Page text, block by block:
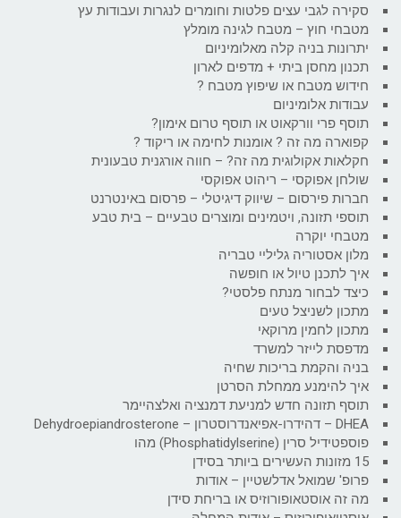
סקירה לגבי עצים פלטות וחומרים לנגרות ועבודות עץ
מטבחי חוץ – מטבח לגינה מומלץ
יתרונות בניה קלה מאלומיניום
תכנון מחסן ביתי + מדפים לארון
חידוש מטבח או שיפוץ מטבח ?
עבודות אלומיניום
תוסף פרי וורקאוט או תוסף טרום אימון?
קפוארה מה זה ? אומנות לחימה או ריקוד ?
חקלאות אקולוגית מה זה? – חווה אורגנית טבעונית
שולחן אפוקסי – ריהוט אפוקסי
חברות פירסום – שיווק דיגיטלי – פרסום באינטרנט
תוספי תזונה, ויטמינים ומוצרים טבעיים – בית טבע
מטבחי יוקרה
מלון אסטוריה גליליי טבריה
איך לתכנן טיול או חופשה
כיצד לבחור מנתח פלסטי?
מתכון לשניצל טעים
מתכון לחמין מרוקאי
מדפסת לייזר למשרד
בניה והקמת בריכות שחיה
איך להימנע ממחלת הסרטן
תוסף תזונה חדש למניעת דמנציה ואלצהיימר
DHEA – דהידרו-אפיאנדרוסטרון – Dehydroepiandrosterone
פוספטידיל סרין (Phosphatidylserine) מהו
15 מזונות העשירים ביותר בסידן
פרופ' שמואל אדלשטיין – אודות
מה זה אוסטאופורוזיס או בריחת סידן